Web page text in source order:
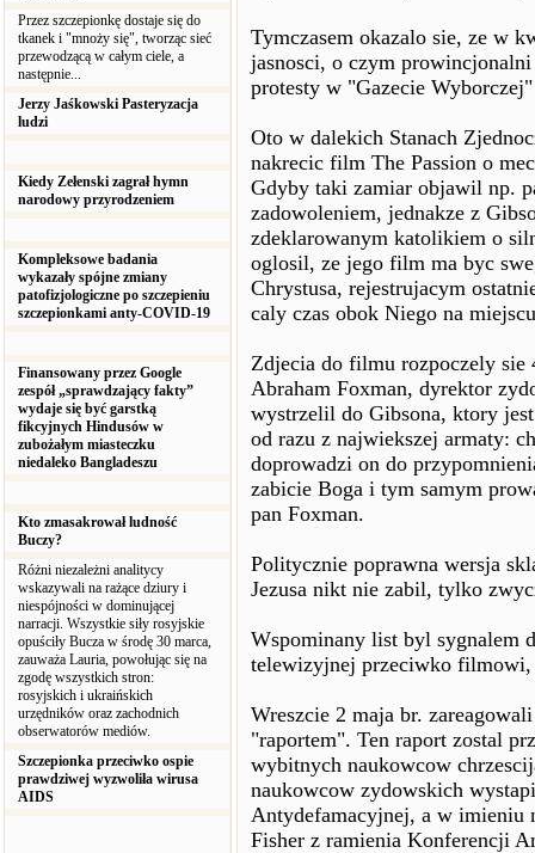
Przez szczepionkę dostaje się do
tkanek i "mnoży się", tworząc sieć
przewodzącą w całym ciele, a
następnie...
Jerzy Jaśkowski Pasteryzacja
ludzi
Kiedy Zełenski zagrał hymn
narodowy przyrodzeniem
Kompleksowe badania
wykazały spójne zmiany
patofizjologiczne po szczepieniu
szczepionkami anty-COVID-19
Finansowany przez Google
zespół „sprawdzający fakty”
wydaje się być garstką
fikcyjnych Hindusów w
zubożałym miasteczku
niedaleko Bangladeszu
Kto zmasakrował ludność
Buczy?
Różni niezależni analitycy
wskazywali na rażące dziury i
niespójności w dominującej
narracji. Wszystkie siły rosyjskie
opuściły Bucza w środę 30 marca,
zauważa Lauria, powołując się na
zgodę wszystkich stron:
rosyjskich i ukraińskich
urzędników oraz zachodnich
obserwatorów mediów.
Szczepionka przeciwko ospie
prawdziwej wyzwoliła wirusa
AIDS
Tymczasem okazalo sie, ze w
jasnosci, o czym
protesty w "Gazecie
Oto w dalekich Stanach
nakrecic film The Passion o
Gdyby taki zamiar objawil np.
zadowoleniem, jednakze z
zdeklarowanym katolikiem o
oglosil, ze jego film ma byc
Chrystusa, rejestrujacym
caly czas obok Niego na
Zdjecia do filmu rozpoczely sie
Abraham Foxman, dyrektor
wystrzelil do Gibsona, ktory
od razu z najwiekszej armaty:
doprowadzi on do
zabicie Boga i tym samym
pan Foxman.
Politycznie poprawna wersja
Jezusa nikt nie zabil, tylko
Wspominany list byl sygnalem
telewizyjnej przeciwko
Wreszcie 2 maja br.
"raportem". Ten raport zostal
wybitnych naukowcow
naukowcow zydowskich
Antydefamacyjnej, a w imieniu
Fisher z ramienia Konferencji